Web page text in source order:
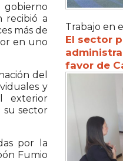
gobierno
recibió a
más de
en uno
del
y
exterior
su sector
por la
Fumio
Trabajo en
El sector
favor de